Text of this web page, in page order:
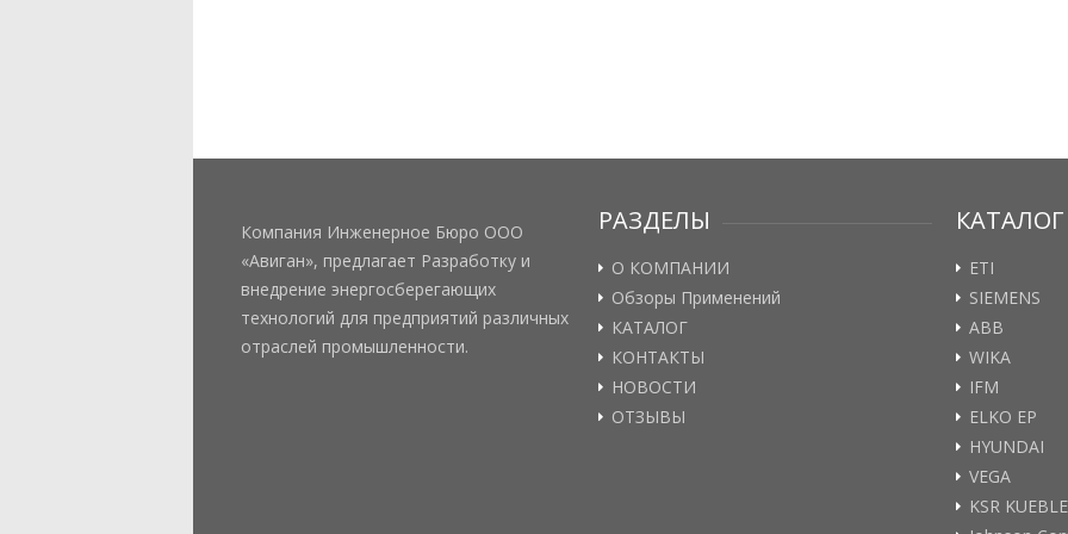
Компания Инженерное Бюро ООО
«Авиган», предлагает Разработку и
внедрение энергосберегающих
технологий для предприятий различных
отраслей промышленности.
РАЗДЕЛЫ
О КОМПАНИИ
Обзоры Применений
КАТАЛОГ
КОНТАКТЫ
НОВОСТИ
ОТЗЫВЫ
КАТАЛОГ
ETI
SIEMENS
ABB
WIKA
IFM
ELKO EP
HYUNDAI
VEGA
KSR